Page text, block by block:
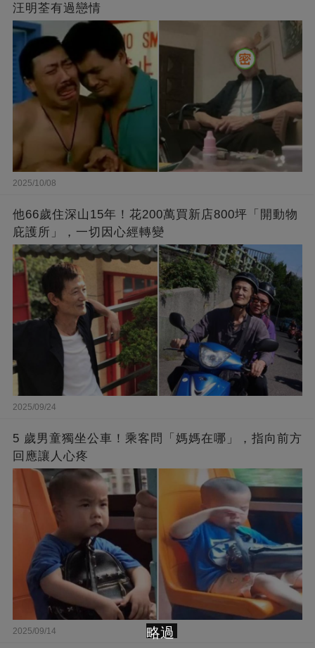
汪明荃有過戀情
2025/10/08
他66歲住深山15年！花200萬買新店800坪「開動物
庇護所」，一切因心經轉變
2025/09/24
5 歲男童獨坐公車！乘客問「媽媽在哪」，指向前方
回應讓人心疼
2025/09/14 略過